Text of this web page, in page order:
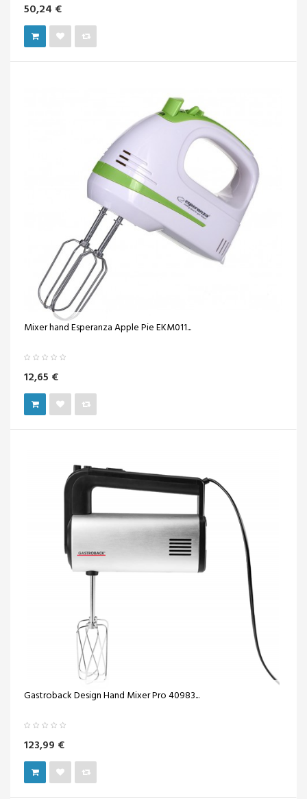
50,24 €
Mixer hand Esperanza Apple Pie EKM011...
12,65 €
Gastroback Design Hand Mixer Pro 40983...
123,99 €